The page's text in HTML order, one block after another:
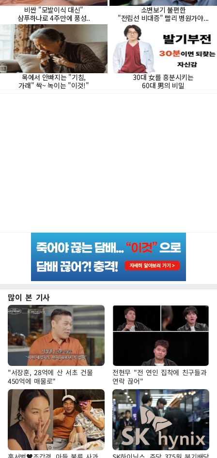
많이 본 기사
"서장훈, 28억에 산 서초 건물
450억에 매물로"
전현무 "전 연인 집착에 친구들과
연락 끊어"